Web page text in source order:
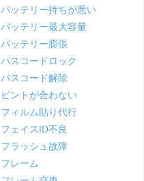
バッテリー持ちが悪い
バッテリー最大容量
バッテリー膨張
パスコードロック
パスコード解除
ピントが合わない
フィルム貼り代行
フェイスID不良
フラッシュ故障
フレーム